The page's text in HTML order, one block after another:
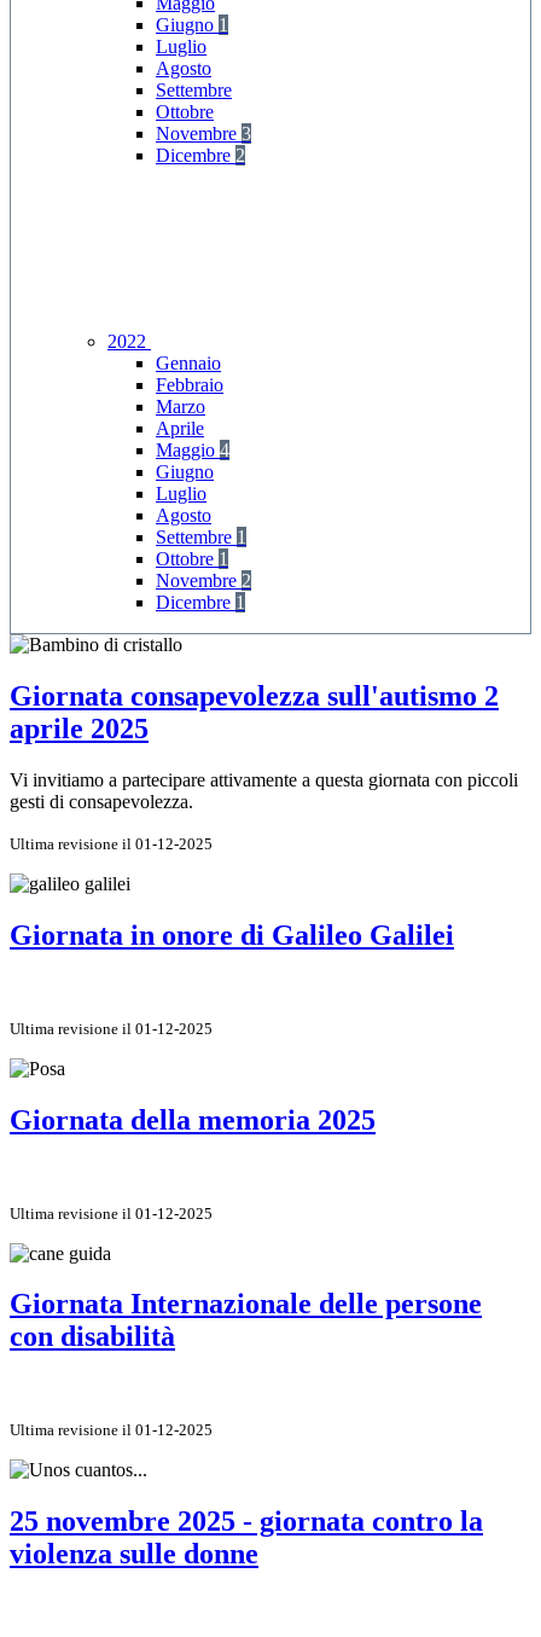
Giugno 1
Luglio
Agosto
Settembre
Ottobre
Novembre 3
Dicembre 2
2022
Gennaio
Febbraio
Marzo
Aprile
Maggio 4
Giugno
Luglio
Agosto
Settembre 1
Ottobre 1
Novembre 2
Dicembre 1
Giornata consapevolezza sull'autismo 2
aprile 2025
Vi invitiamo a partecipare attivamente a questa giornata con piccoli
gesti di consapevolezza.
Ultima revisione il 01-12-2025
Giornata in onore di Galileo Galilei
Ultima revisione il 01-12-2025
Giornata della memoria 2025
Ultima revisione il 01-12-2025
Giornata Internazionale delle persone
con disabilità
Ultima revisione il 01-12-2025
25 novembre 2025 - giornata contro la
violenza sulle donne